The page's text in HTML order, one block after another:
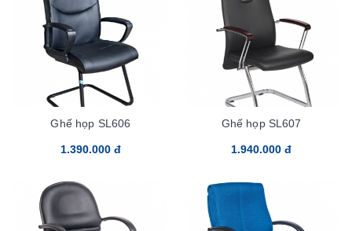
Ghế họp SL606
1.390.000 đ
Ghế họp SL607
1.940.000 đ